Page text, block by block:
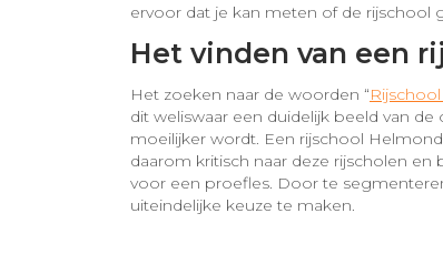
ervoor dat je kan meten of de rijschool
Het vinden van een
Het zoeken naar de woorden “
dit weliswaar een duidelijk beeld van
moeilijker wordt. Een rijschool
daarom kritisch naar deze rijscholen
voor een proefles. Door te
uiteindelijke keuze te maken.